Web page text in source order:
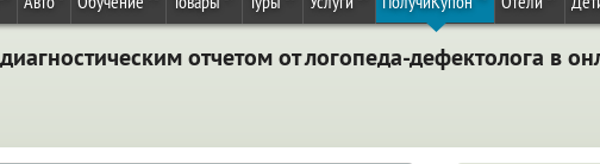
отчетом от логопеда-дефектолога в